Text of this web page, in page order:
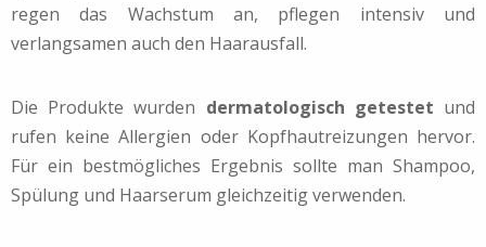
regen das Wachstum an, pflegen intensiv und
verlangsamen auch den Haarausfall.
Die Produkte wurden dermatologisch getestet und
rufen keine Allergien oder Kopfhautreizungen hervor.
Für ein bestmögliches Ergebnis sollte man Shampoo,
Spülung und Haarserum gleichzeitig verwenden.